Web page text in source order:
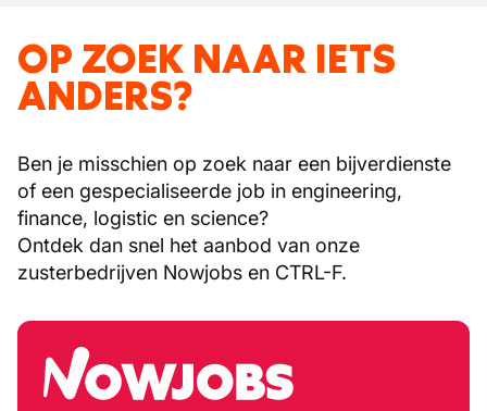
OP ZOEK NAAR IETS
ANDERS?
Ben je misschien op zoek naar een bijverdienste
of een gespecialiseerde job in engineering,
finance, logistic en science?
Ontdek dan snel het aanbod van onze
zusterbedrijven Nowjobs en CTRL-F.